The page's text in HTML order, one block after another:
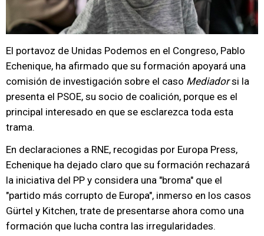
El portavoz de Unidas Podemos en el Congreso, Pablo
Echenique, ha afirmado que su formación apoyará una
comisión de investigación sobre el caso Mediadorsi la
presenta el PSOE, su socio de coalición, porque es el
principal interesado en que se esclarezca toda esta
trama.
En declaraciones a RNE, recogidas por Europa Press,
Echenique ha dejado claro que su formación rechazará
la iniciativa del PP y considera una "broma" que el
"partido más corrupto de Europa", inmerso en los casos
Gürtel y Kitchen, trate de presentarse ahora como una
formación que lucha contra las irregularidades.